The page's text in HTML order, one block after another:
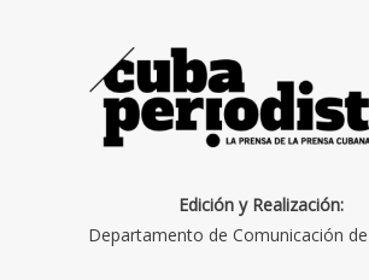
Edición y Realización:
Departamento de Comunicación de